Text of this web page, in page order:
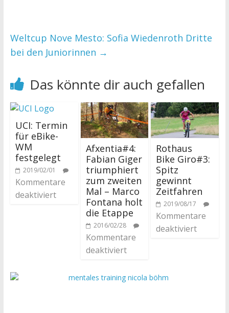
Weltcup Nove Mesto: Sofia Wiedenroth Dritte
bei den Juniorinnen →
Das könnte dir auch gefallen
UCI: Termin
für eBike-
WM
festgelegt
2019/02/01
Kommentare
deaktiviert
Afxentia#4:
Fabian Giger
triumphiert
zum zweiten
Mal – Marco
Fontana holt
die Etappe
2016/02/28
Kommentare
deaktiviert
Rothaus
Bike Giro#3:
Spitz
gewinnt
Zeitfahren
2019/08/17
Kommentare
deaktiviert